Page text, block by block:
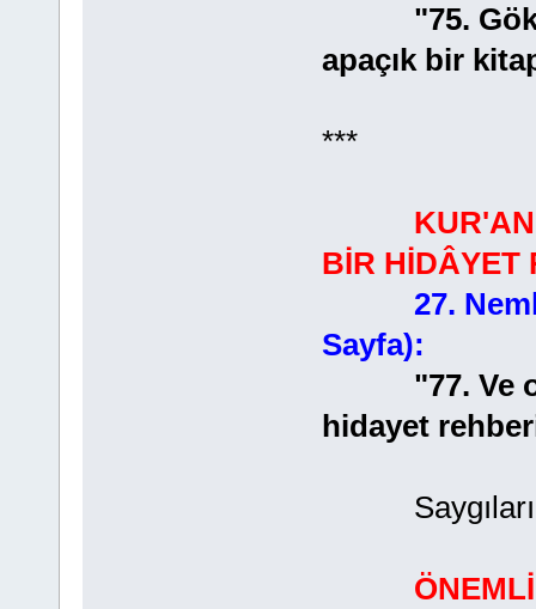
"75. Gökte
apaçık bir
***
BİR HİDÂYET
27.
Sayfa):
"77. Ve o,
hidayet